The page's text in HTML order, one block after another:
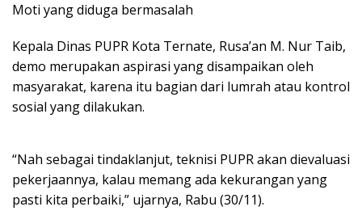
Moti yang diduga bermasalah
Kepala Dinas PUPR Kota Ternate, Rusa’an M. Nur Taib,
demo merupakan aspirasi yang disampaikan oleh
masyarakat, karena itu bagian dari lumrah atau kontrol
sosial yang dilakukan.
“Nah sebagai tindaklanjut, teknisi PUPR akan dievaluasi
pekerjaannya, kalau memang ada kekurangan yang
pasti kita perbaiki,” ujarnya, Rabu (30/11).